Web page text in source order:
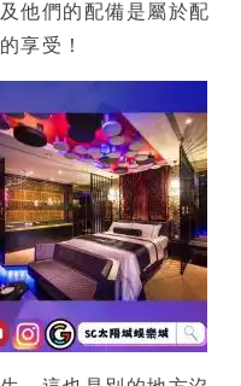
他們的配備是屬於配
享受！